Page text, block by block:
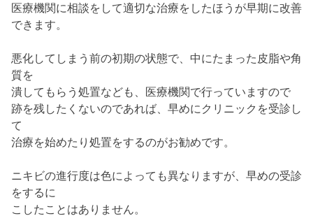
医療機関に相談をして適切な治療をしたほうが早期に改善
できます。
悪化してしまう前の初期の状態で、中にたまった皮脂や角
質を
潰してもらう処置なども、医療機関で行っていますので
跡を残したくないのであれば、早めにクリニックを受診し
て
治療を始めたり処置をするのがお勧めです。
ニキビの進行度は色によっても異なりますが、早めの受診
をするに
こしたことはありません。